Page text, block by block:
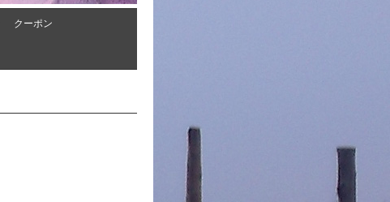
クーポン